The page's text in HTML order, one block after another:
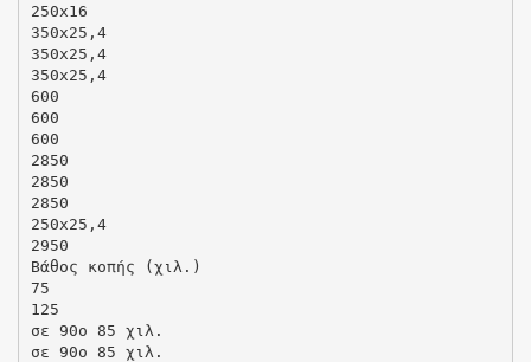
250x16
350x25,4
350x25,4
350x25,4
600
600
600
2850
2850
2850
250x25,4
2950
Βάθος κοπής (χιλ.)
75
125
σε 90ο 85 χιλ.
σε 90ο 85 χιλ.